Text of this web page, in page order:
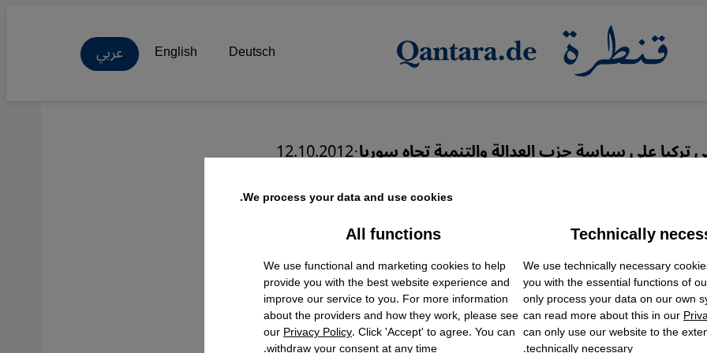
Deutsch
English عربي
تركيا على سياسة حزب العدالة والتنمية تجاه سوريا·
12.10.2012
السورية بعيون تركية-
داخلية واستقطابات
We process your data and use cookies.
Technically
We use technically necessary
you with the essential functions of
only process your data on our own
can read more about this in our
can only use our website to the
All functions
We use functional and marketing cookies to help
provide you with the best website experience and
improve our service to you. For more information
about the providers and how they work, please see
ourPrivacy Policy. Click 'Accept' to agree. You can
Facebook Embed / Facebook Connect
Twitter Embed
Instagram Embed
Youtube Embed
Google Maps Embed